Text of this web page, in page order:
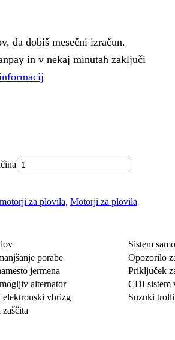
da dobiš mesečni izračun.
in v nekaj minutah zaključi
za plovila, Motorji za plovila
Sistem
porabe
Opozorilo
jermena
Priključek
alternator
CDI sistem
elektronski vbrizg
Suzuki